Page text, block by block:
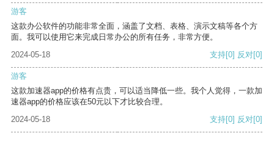
游客
这款办公软件的功能非常全面，涵盖了文档、表格、演示文稿等各个方
面。我可以使用它来完成日常办公的所有任务，非常方便。
2024-05-18
支持[0] 反对[0]
游客
这款加速器app的价格有点贵，可以适当降低一些。我个人觉得，一款加
速器app的价格应该在50元以下才比较合理。
2024-05-18
支持[0] 反对[0]